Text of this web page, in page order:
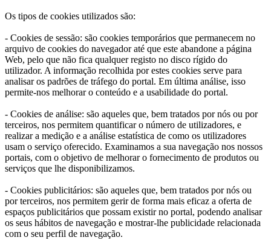
Os tipos de cookies utilizados são:
- Cookies de sessão: são cookies temporários que permanecem no
arquivo de cookies do navegador até que este abandone a página
Web, pelo que não fica qualquer registo no disco rígido do
utilizador. A informação recolhida por estes cookies serve para
analisar os padrões de tráfego do portal. Em última análise, isso
permite-nos melhorar o conteúdo e a usabilidade do portal.
- Cookies de análise: são aqueles que, bem tratados por nós ou por
terceiros, nos permitem quantificar o número de utilizadores, e
realizar a medição e a análise estatística de como os utilizadores
usam o serviço oferecido. Examinamos a sua navegação nos nossos
portais, com o objetivo de melhorar o fornecimento de produtos ou
serviços que lhe disponibilizamos.
- Cookies publicitários: são aqueles que, bem tratados por nós ou
por terceiros, nos permitem gerir de forma mais eficaz a oferta de
espaços publicitários que possam existir no portal, podendo analisar
os seus hábitos de navegação e mostrar-lhe publicidade relacionada
com o seu perfil de navegação.